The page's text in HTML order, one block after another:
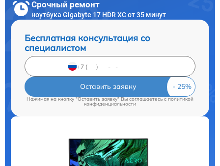
Срочный ремонт
ноутбука Gigabyte 17 HDR XC от 35 минут
Бесплатная консультация со
специалистом
Оставить заявку
Нажимая на кнопку "Оставить заявку" Вы соглашаетесь cполитикой
конфиденциальности